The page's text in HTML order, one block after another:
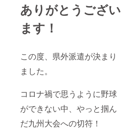
ありがとうござい
ます！
この度、県外派遣が決まり
ました。
コロナ禍で思うように野球
ができない中、やっと掴ん
だ九州大会への切符！